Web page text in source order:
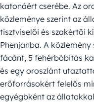
katonáért cserébe. Az
közleménye szerint az
tisztviselői és szakértői
Phenjanba. A
fácánt, 5 fehérbóbitás
és egy oroszlánt
erőforrásokért felelős
egyégbként az